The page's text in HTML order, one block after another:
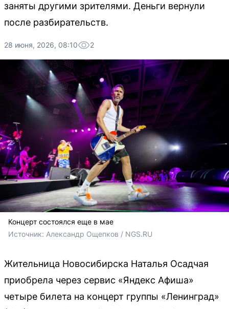
заняты другими зрителями. Деньги вернули
после разбирательств.
28 июня, 2026, 08:10 2
Концерт состоялся еще в мае
Источник: Александр Ощепков / NGS.RU
Жительница Новосибирска Наталья Осадчая
приобрела через сервис «Яндекс Афиша»
четыре билета на концерт группы «Ленинград»